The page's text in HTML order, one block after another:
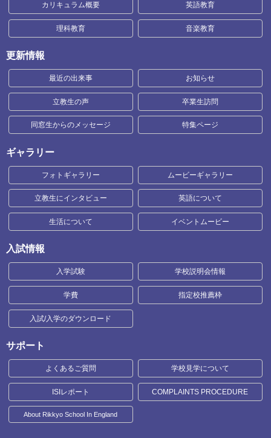
カリキュラム概要 英語教育
理科教育 音楽教育
更新情報
最近の出来事 お知らせ
立教生の声 卒業生訪問
同窓生からのメッセージ 特集ページ
ギャラリー
フォトギャラリー ムービーギャラリー
立教生にインタビュー 英語について
生活について イベントムービー
入試情報
入学試験 学校説明会情報
学費 指定校推薦枠
入試/入学のダウンロード
サポート
よくあるご質問 学校見学について
ISIレポート COMPLAINTS PROCEDURE
About Rikkyo School In England